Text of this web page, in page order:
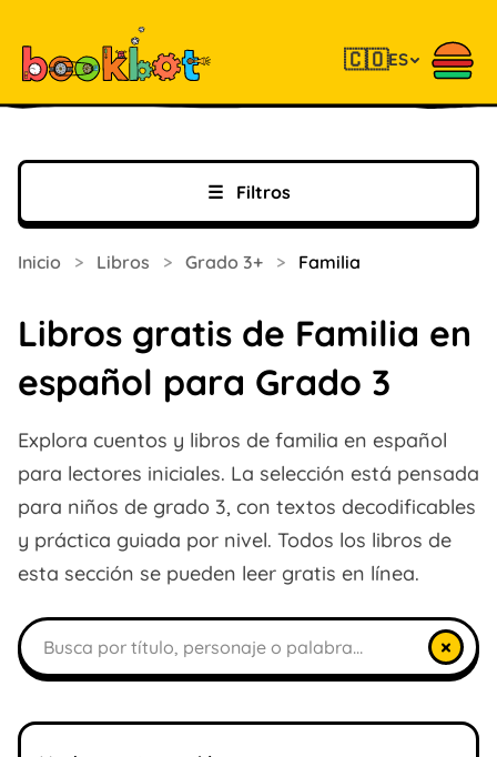
🇨🇴ES
☰ Filtros
Inicio > Libros > Grado 3+ > Familia
Libros gratis de Familia en
español para Grado 3
Explora cuentos y libros de familia en español
para lectores iniciales. La selección está pensada
para niños de grado 3, con textos decodificables
y práctica guiada por nivel. Todos los libros de
esta sección se pueden leer gratis en línea.
Buscar libros
×